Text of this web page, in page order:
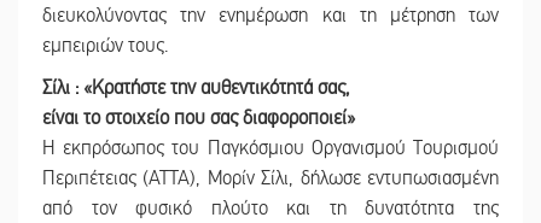
διευκολύνοντας την ενημέρωση και τη μέτρηση των
εμπειριών τους.
Σίλι : «Κρατήστε την αυθεντικότητά σας,
είναι το στοιχείο που σας διαφοροποιεί»
Η εκπρόσωπος του Παγκόσμιου Οργανισμού Τουρισμού
Περιπέτειας (ATTA), Μορίν Σίλι, δήλωσε εντυπωσιασμένη
από τον φυσικό πλούτο και τη δυνατότητα της